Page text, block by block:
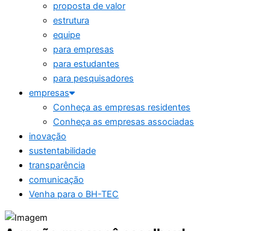
proposta de valor
estrutura
equipe
para empresas
para estudantes
para pesquisadores
empresas
Conheça as empresas residentes
Conheça as empresas associadas
inovação
sustentabilidade
transparência
comunicação
Venha para o BH-TEC